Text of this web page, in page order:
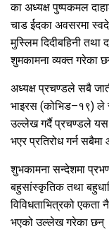
का अध्यक्ष पुष्पकमल
चाड ईदका अवसरमा
मुस्लिम दिदीबहिनी तथा
शुमकामना व्यक्त गरेका
अध्यक्ष प्रचण्डले सबै
भाइरस (कोभिड–१९)
उल्लेख गर्दै प्रचण्डले यस
भएर प्रतिरोध गर्न
शुभकामना सन्देशमा
बहुसांस्कृतिक तथा
विविधताभित्रको एकता
भएको उल्लेख गरेका छन्